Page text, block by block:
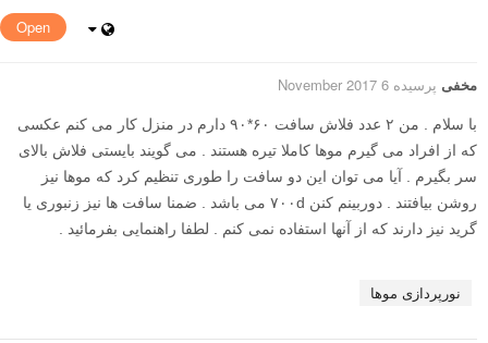
Open
مخفی پرسیده 6 November 2017
با سلام . من ۲ عدد فلاش سافت ۶۰*۹۰ دارم در منزل کار می کنم عکسی
که از افراد می گیرم موها کاملا تیره هستند . می گویند بایستی فلاش بالای
سر بگیرم . آیا می توان این دو سافت را طوری تنظیم کرد که موها نیز
روشن بیافتند . دوربینم کنن ۷۰۰d می باشد . ضمنا سافت ها نیز زنبوری یا
گرید نیز دارند که از آنها استفاده نمی کنم . لطفا راهنمایی بفرمائید .
نورپردازی موها